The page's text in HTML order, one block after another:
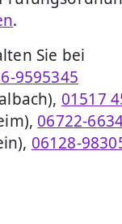
.
Sie bei
9595345
01517
06722-
06128-